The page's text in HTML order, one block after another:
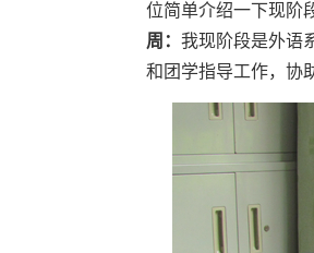
位简单介绍一下现阶
周： 我现阶段是外语
和团学指导工作，协